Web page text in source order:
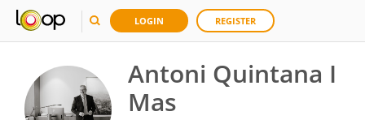
LOGIN REGISTER
Antoni Quintana I
Mas